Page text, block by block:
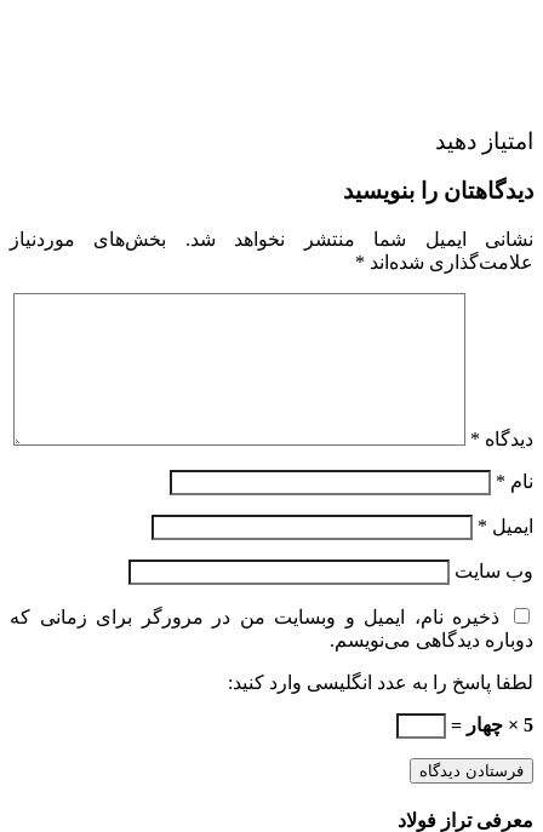
امتیاز دهید
دیدگاهتان را بنویسید
نشانی ایمیل شما منتشر نخواهد شد.
بخش‌های موردنیاز
علامت‌گذاری شده‌اند *
دیدگاه *
نام *
ایمیل *
وب‌ سایت
ذخیره نام، ایمیل و وبسایت من در مرورگر برای زمانی که
دوباره دیدگاهی می‌نویسم.
لطفا پاسخ را به عدد انگلیسی وارد کنید:
5 × چهار =
معرفی تراز فولاد